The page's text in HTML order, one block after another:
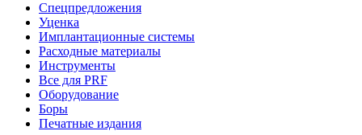
Спецпредложения
Уценка
Имплантационные системы
Расходные материалы
Инструменты
Все для PRF
Оборудование
Боры
Печатные издания